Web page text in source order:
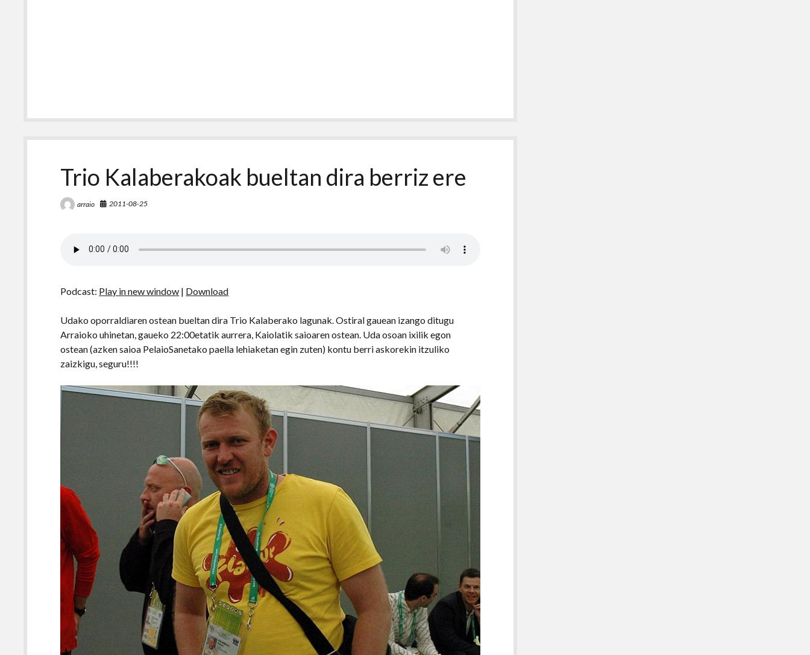
Trio Kalaberakoak bueltan dira berriz ere
arraio 2011-08-25
Podcast: Play in new window | Download
Udako oporraldiaren ostean bueltan dira Trio Kalaberako lagunak. Ostiral gauean izango ditugu
Arraioko uhinetan, gaueko 22:00etatik aurrera, Kaiolatik saioaren ostean. Uda osoan ixilik egon
ostean (azken saioa PelaioSanetako paella lehiaketan egin zuten) kontu berri askorekin itzuliko
zaizkigu, seguru!!!!